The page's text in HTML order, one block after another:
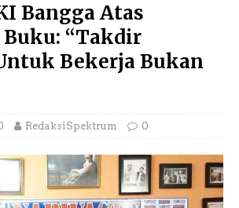
Bangga Atas
“Takdir
Bekerja Bukan
RedaksiSpektrum 0